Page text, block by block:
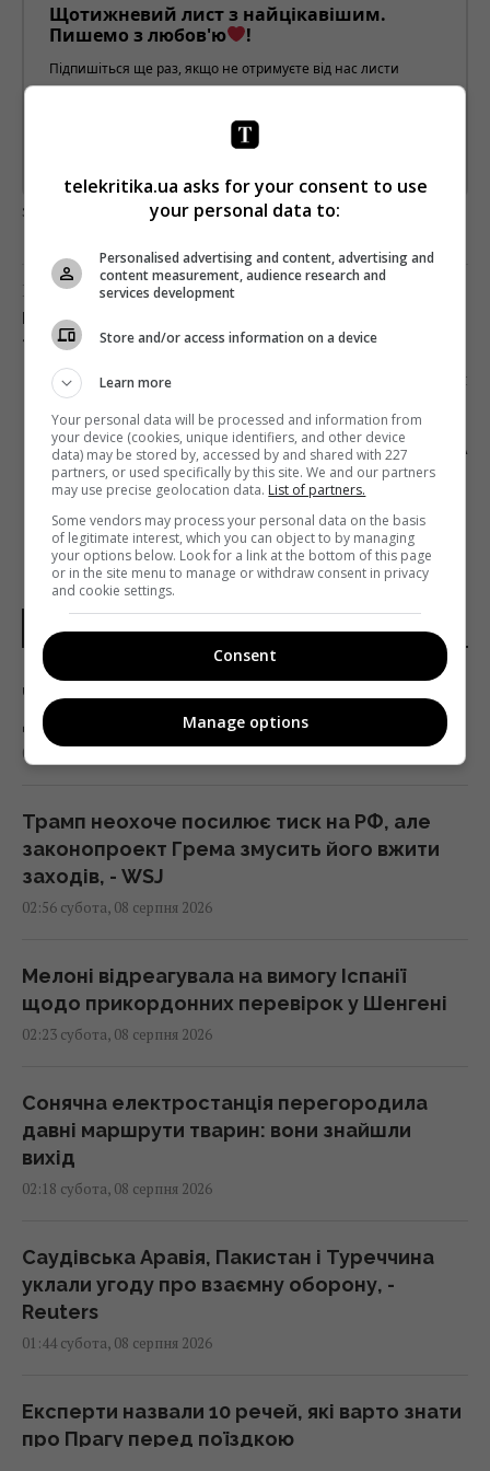
Щотижневий лист з найцікавішим.
Пишемо з любов'ю
!
Підпишіться ще раз, якщо не отримуєте від нас листи
загрузка...
Попередня стаття
ПЕРШОМУ УКРАЇНОМОВНОМУ ГУМОР-ШОУ
«ВАР’ЯТИ» ВИПОВНИЛОСЯ 9 РОКІВ
Наступна стаття
ЗАПУСКАЮТЬ ЧЕЛЕНДЖ ДЛЯ БОРОТЬБИ З
ПОРУШЕННЯМ АВТОРСЬКОГО ПРАВА
НОВИНИ УКРАЇНИ І СВІТУ
Чи справді родзинки такі корисні, як усі
думають: відповідь дієтологів
03:10 субота, 08 серпня 2026
Трамп неохоче посилює тиск на РФ, але
законопроект Грема змусить його вжити
заходів, - WSJ
02:56 субота, 08 серпня 2026
Мелоні відреагувала на вимогу Іспанії
щодо прикордонних перевірок у Шенгені
02:23 субота, 08 серпня 2026
Сонячна електростанція перегородила
давні маршрути тварин: вони знайшли
вихід
02:18 субота, 08 серпня 2026
Саудівська Аравія, Пакистан і Туреччина
уклали угоду про взаємну оборону, -
Reuters
01:44 субота, 08 серпня 2026
Експерти назвали 10 речей, які варто знати
про Прагу перед поїздкою
telekritika.ua asks for your consent to use
your personal data to:
Personalised advertising and content, advertising and
content measurement, audience research and
services development
Store and/or access information on a device
Learn more
Your personal data will be processed and information from
your device (cookies, unique identifiers, and other device
data) may be stored by, accessed by and shared with 227
partners, or used specifically by this site. We and our partners
may use precise geolocation data. List of partners.
Some vendors may process your personal data on the basis
of legitimate interest, which you can object to by managing
your options below. Look for a link at the bottom of this page
or in the site menu to manage or withdraw consent in privacy
and cookie settings.
Consent
Manage options